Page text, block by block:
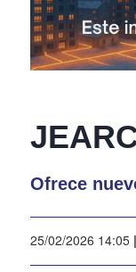
Ofrece
25/02/2026 14:05 |